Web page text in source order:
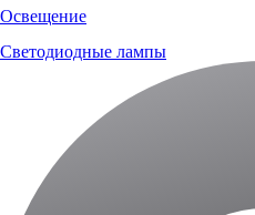
Освещение
Светодиодные лампы